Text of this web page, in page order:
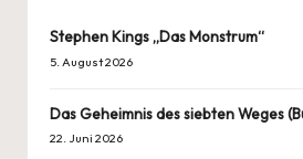
Stephen Kings „Das Monstrum“
5. August 2026
Das Geheimnis des siebten Weges
22. Juni 2026